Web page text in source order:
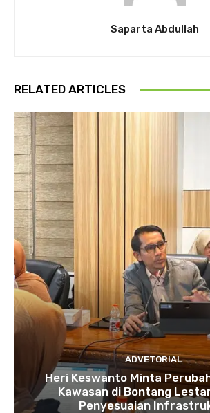
Saparta Abdullah
RELATED ARTICLES
ADVETORIAL
Heri Keswanto Minta
Kawasan di Bontang
Penyesuaian